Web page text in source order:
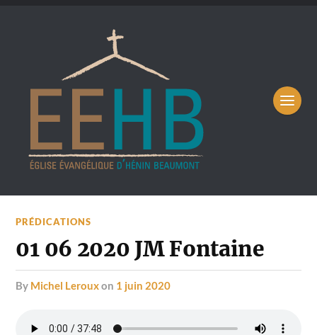
PRÉDICATIONS
01 06 2020 JM Fontaine
by Michel Lerouxon 1 juin 2020